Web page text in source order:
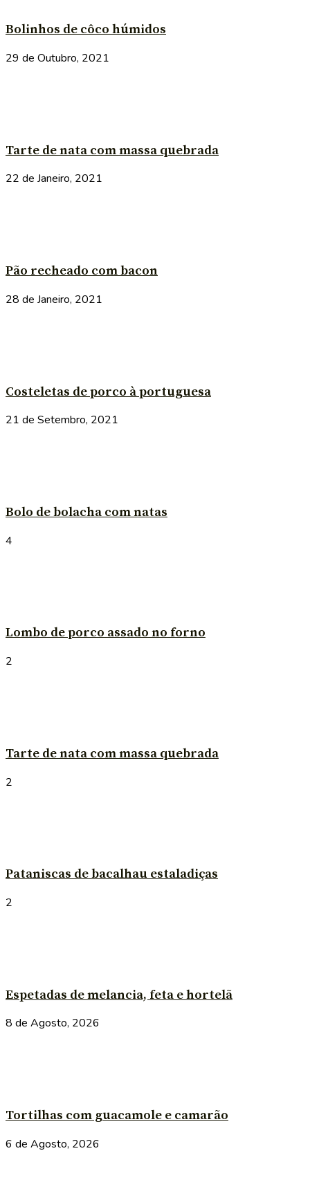
Bolinhos de côco húmidos
29 de Outubro, 2021
Tarte de nata com massa quebrada
22 de Janeiro, 2021
Pão recheado com bacon
28 de Janeiro, 2021
Costeletas de porco à portuguesa
21 de Setembro, 2021
Bolo de bolacha com natas
4
Lombo de porco assado no forno
2
Tarte de nata com massa quebrada
2
Pataniscas de bacalhau estaladiças
2
Espetadas de melancia, feta e hortelã
8 de Agosto, 2026
Tortilhas com guacamole e camarão
6 de Agosto, 2026